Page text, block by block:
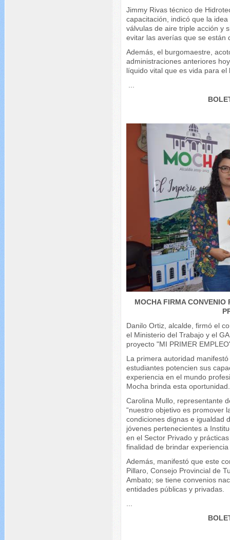
Jimmy Rivas técnico de
capacitación, indicó que la
válvulas de aire triple acción y
evitar las averías que se están
Además, el burgomaestre,
administraciones anteriores
líquido vital que es vida para el
MOCHA FIRMA CONVENIO
Danilo Ortiz, alcalde, firmó el
el Ministerio del Trabajo y el
proyecto "MI PRIMER
La primera autoridad
estudiantes potencien sus
experiencia en el mundo
Mocha brinda esta oportunidad.
Carolina Mullo, representante
“nuestro objetivo es promover
condiciones dignas e igualdad
jóvenes pertenecientes a
en el Sector Privado y
finalidad de brindar
Además, manifestó que este
Pillaro, Consejo Provincial de
Ambato; se tiene convenios
entidades públicas y privadas.